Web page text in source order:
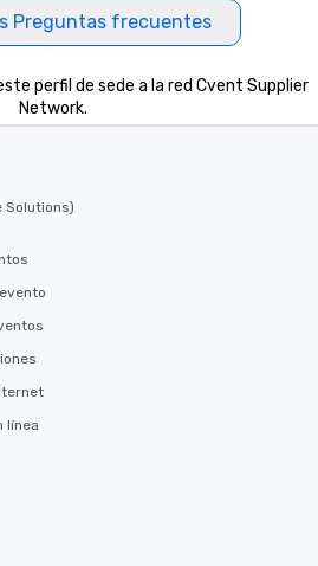
Preguntas frecuentes
perfil de sede a la red Cvent Supplier
Network.
Solutions)
línea